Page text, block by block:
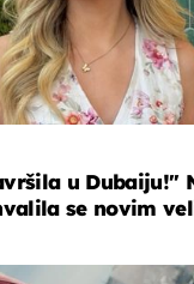
u Dubaiju!"
se novim